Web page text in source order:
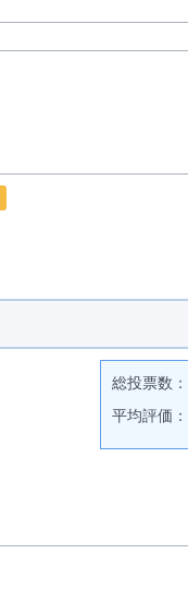
総投票数
平均評価